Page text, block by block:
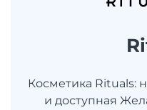
Косметика Rituals:
и доступная